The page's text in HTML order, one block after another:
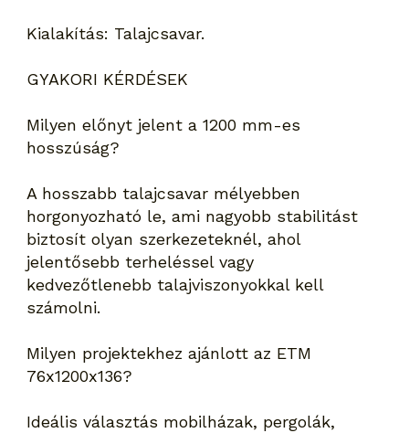
Kialakítás: Talajcsavar.
GYAKORI KÉRDÉSEK
Milyen előnyt jelent a 1200 mm-es
hosszúság?
A hosszabb talajcsavar mélyebben
horgonyozható le, ami nagyobb stabilitást
biztosít olyan szerkezeteknél, ahol
jelentősebb terheléssel vagy
kedvezőtlenebb talajviszonyokkal kell
számolni.
Milyen projektekhez ajánlott az ETM
76x1200x136?
Ideális választás mobilházak, pergolák,